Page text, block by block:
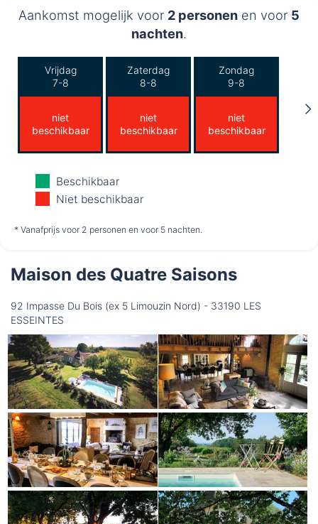
Aankomst mogelijk voor 2 personen en voor 5
nachten.
Vrijdag
7-8
niet
beschikbaar
Zaterdag
8-8
niet
beschikbaar
Zondag
9-8
niet
beschikbaar
Maandag
10-8
beschikbaar
beschikbaar
Donderdag
beschikbaar
Beschikbaar
Niet beschikbaar
* Vanafprijs voor 2 personen en voor 5 nachten.
Maison des Quatre Saisons
92 Impasse Du Bois (ex 5 Limouzin Nord) - 33190 LES
ESSEINTES